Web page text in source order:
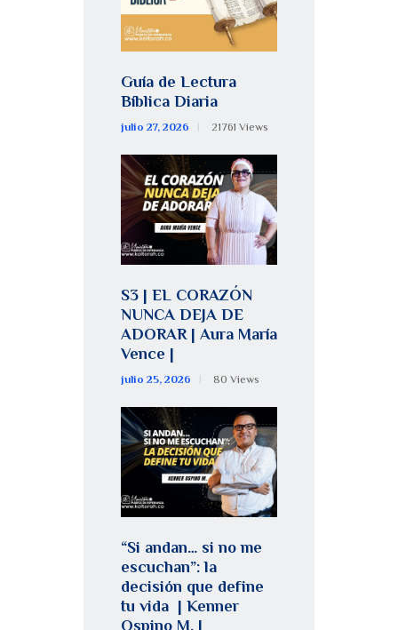
Guía de Lectura
Bíblica Diaria
julio 27, 2026 21761 Views
S3 | EL CORAZÓN
NUNCA DEJA DE
ADORAR | Aura María
Vence |
julio 25, 2026 80 Views
“Si andan… si no me
escuchan”: la
decisión que define
tu vida | Kenner
Ospino M. |